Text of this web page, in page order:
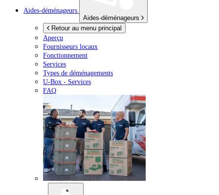
Aides-déménageurs
Aides-déménageurs
Retour au menu principal
Aperçu
Fournisseurs locaux
Fonctionnement
Services
Types de déménagements
U-Box - Services
FAQ